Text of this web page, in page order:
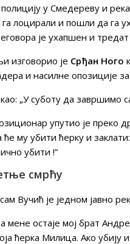
у Смедереву и
лоцирали и пошли да га
је ухапшен и
изговорио је Срђан Ного
и насилне опозиције
„У суботу да завршимо
упутио је преко
му убити ћерку и
убити !”
смрћу
Вучић је једном јавно
мене остаје мој брат
ћерка Милица. Ако